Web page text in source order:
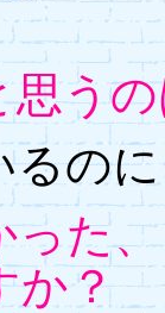
思う
るの
った
か？